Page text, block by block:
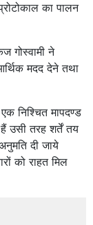
का पालन
गोस्वामी ने
मदद देने तथा
निश्चित मापदण्ड
उसी तरह शर्तें तय
दी जाये
को राहत मिल